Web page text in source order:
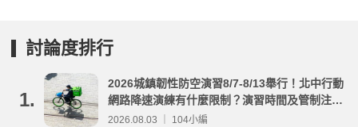
討論度排行
1.
2026城鎮韌性防空演習8/7-8/13舉行！北中行動
網路降速演練有什麼限制？演習時間及管制注意
事項整理
2026.08.03 ｜ 104小編